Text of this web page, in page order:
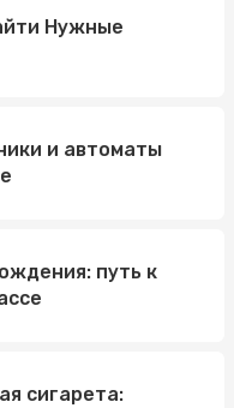
Нужные
и автоматы
путь к
сигарета: